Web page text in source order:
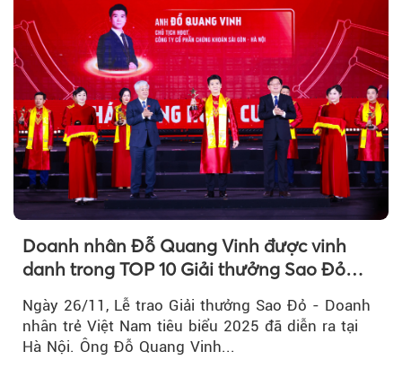
Doanh nhân Đỗ Quang Vinh được vinh
danh trong TOP 10 Giải thưởng Sao Đỏ
Ngày 26/11, Lễ trao Giải thưởng Sao Đỏ - Doanh
nhân trẻ Việt Nam tiêu biểu 2025 đã diễn ra tại
Hà Nội. Ông Đỗ Quang Vinh...